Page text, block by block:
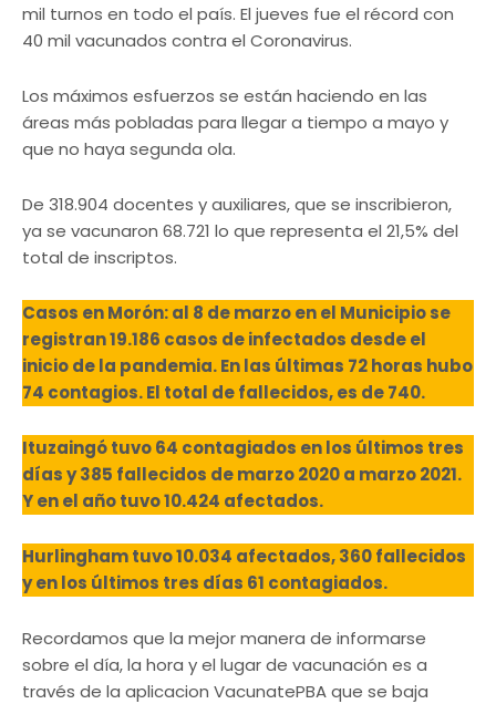
mil turnos en todo el país. El jueves fue el récord con
40 mil vacunados contra el Coronavirus.
Los máximos esfuerzos se están haciendo en las
áreas más pobladas para llegar a tiempo a mayo y
que no haya segunda ola.
De 318.904 docentes y auxiliares, que se inscribieron,
ya se vacunaron 68.721 lo que representa el 21,5% del
total de inscriptos.
Casos en Morón: al 8 de marzo en el Municipio se
registran 19.186 casos de infectados desde el
inicio de la pandemia. En las últimas 72 horas hubo
74 contagios. El total de fallecidos, es de 740.
Ituzaingó tuvo 64 contagiados en los últimos tres
días y 385 fallecidos de marzo 2020 a marzo 2021.
Y en el año tuvo 10.424 afectados.
Hurlingham tuvo 10.034 afectados, 360 fallecidos
y en los últimos tres días 61 contagiados.
Recordamos que la mejor manera de informarse
sobre el día, la hora y el lugar de vacunación es a
través de la aplicacion VacunatePBA que se baja